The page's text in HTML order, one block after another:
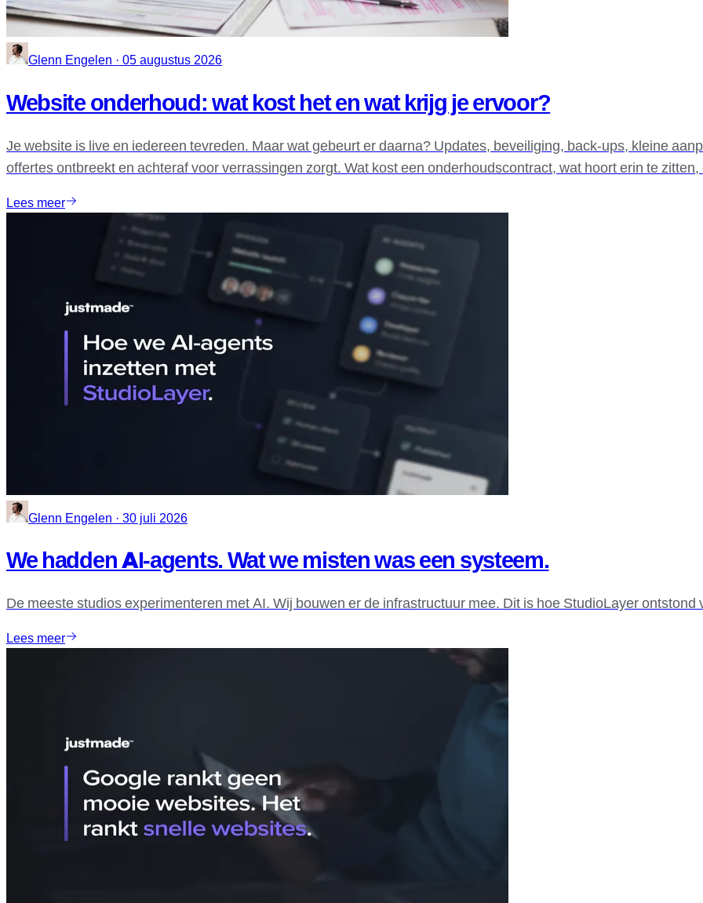
Glenn Engelen · 05 augustus 2026
Website onderhoud: wat kost het en wat krijg je ervoor?
Je website is live en iedereen tevreden. Maar wat gebeurt er daarna? Updates, beveiliging, back-ups, kleine
offertes ontbreekt en achteraf voor verrassingen zorgt. Wat kost een onderhoudscontract, wat hoort erin te
Lees meer
Glenn Engelen · 30 juli 2026
We hadden AI-agents. Wat we misten was een systeem.
De meeste studios experimenteren met AI. Wij bouwen er de infrastructuur mee. Dit is hoe StudioLayer
Lees meer